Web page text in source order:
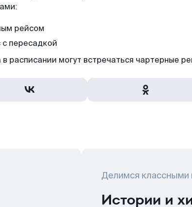
рейсом
с пересадкой
в расписании могут встречаться чартерные
Делимся классными
Истории и